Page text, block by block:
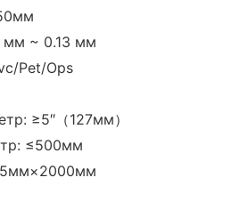
мм ~ 0.13 мм
Pet/Ops
≥5″（127мм）
≤500мм